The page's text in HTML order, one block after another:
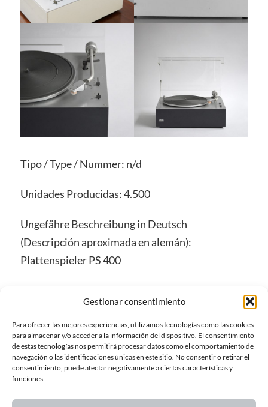
Gestionar consentimiento
Para ofrecer las mejores experiencias, utilizamos tecnologías como las cookies
para almacenar y/o acceder a la información del dispositivo. El consentimiento
de estas tecnologías nos permitirá procesar datos como el comportamiento de
navegación o las identificaciones únicas en este sitio. No consentir o retirar el
consentimiento, puede afectar negativamente a ciertas características y
funciones.
Tipo / Type / Nummer: n/d
Unidades Producidas: 4.500
Ungefähre Beschreibung in Deutsch
(Descripción aproximada en alemán):
Plattenspieler PS 400
enTocadiscos / Plattenspieler / Turntables
PS 400